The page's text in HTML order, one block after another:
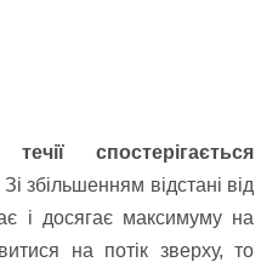
спостерігається
Зі збільшенням відстані від
і досягає максимуму на
на потік зверху, то